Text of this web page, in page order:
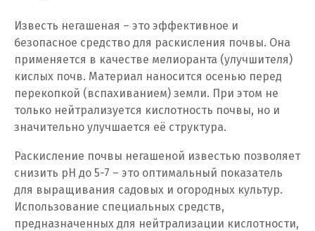
Ноябрьск
Нягань
О
Одинцово
Омск
Орел
Известь негашеная – это эффективное и
безопасное средство для раскисления почвы. Она
применяется в качестве мелиоранта (улучшителя)
кислых почв. Материал наносится осенью перед
перекопкой (вспахиванием) земли. При этом не
только нейтрализуется кислотность почвы, но и
значительно улучшается её структура.
Раскисление почвы негашеной известью позволяет
снизить pH до 5-7 – это оптимальный показатель
для выращивания садовых и огородных культур.
Использование специальных средств,
предназначенных для нейтрализации кислотности,